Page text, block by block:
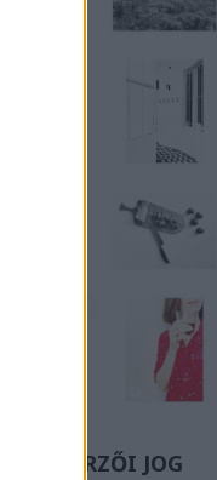
SZERZŐI JOG